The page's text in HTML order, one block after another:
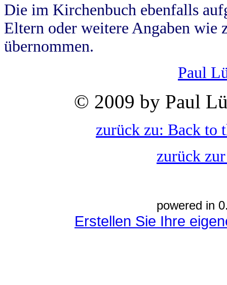
Die im Kirchenbuch ebenfalls
Eltern oder weitere Angaben wie
übernommen.
Paul
© 2009 by Paul
zurück zu: Back to
zurück
powered in
Erstellen Sie Ihre